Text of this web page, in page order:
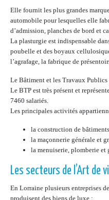
Elle fournit les plus grandes
automobile pour lesquelles elle
d’admission, planches de bord et
La plasturgie est indispensable
poubelle et des boyaux
l’agrafage, la fabrique de
Le Bâtiment et les Travaux Publics
Le BTP est très présent et
7460 salariés.
Les principales activités
la construction de
la maçonnerie générale et
la menuiserie, plomberie
Les secteurs de l’Art de
En Lorraine plusieurs entreprises
produisent des biens de luxe :